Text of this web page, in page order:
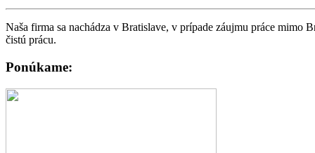
Naša firma sa nachádza v Bratislave, v prípade záujmu práce
čistú prácu.
Ponúkame: